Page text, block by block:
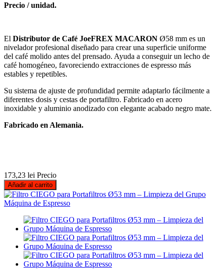
Precio / unidad.
El Distributor de Café JoeFREX MACARON Ø58 mm es un
nivelador profesional diseñado para crear una superficie uniforme
del café molido antes del prensado. Ayuda a conseguir un lecho de
café homogéneo, favoreciendo extracciones de espresso más
estables y repetibles.
Su sistema de ajuste de profundidad permite adaptarlo fácilmente a
diferentes dosis y cestas de portafiltro. Fabricado en acero
inoxidable y aluminio anodizado con elegante acabado negro mate.
Fabricado en Alemania.
173,23 lei Precio
Añadir al carrito